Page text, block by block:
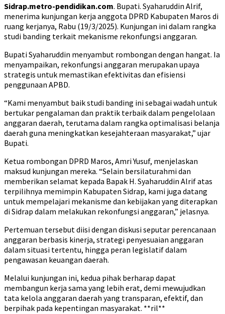
Sidrap.metro-pendidikan.com. Bupati. Syaharuddin Alrif,
menerima kunjungan kerja anggota DPRD Kabupaten Maros di
ruang kerjanya, Rabu (19/3/2025). Kunjungan ini dalam rangka
studi banding terkait mekanisme rekonfungsi anggaran.
Bupati Syaharuddin menyambut rombongan dengan hangat. Ia
menyampaikan, rekonfungsi anggaran merupakan upaya
strategis untuk memastikan efektivitas dan efisiensi
penggunaan APBD.
“Kami menyambut baik studi banding ini sebagai wadah untuk
bertukar pengalaman dan praktik terbaik dalam pengelolaan
anggaran daerah, terutama dalam rangka optimalisasi belanja
daerah guna meningkatkan kesejahteraan masyarakat,” ujar
Bupati.
Ketua rombongan DPRD Maros, Amri Yusuf, menjelaskan
maksud kunjungan mereka. “Selain bersilaturahmi dan
memberikan selamat kepada Bapak H. Syaharuddin Alrif atas
terpilihnya memimpin Kabupaten Sidrap, kami juga datang
untuk mempelajari mekanisme dan kebijakan yang diterapkan
di Sidrap dalam melakukan rekonfungsi anggaran,” jelasnya.
Pertemuan tersebut diisi dengan diskusi seputar perencanaan
anggaran berbasis kinerja, strategi penyesuaian anggaran
dalam situasi tertentu, hingga peran legislatif dalam
pengawasan keuangan daerah.
Melalui kunjungan ini, kedua pihak berharap dapat
membangun kerja sama yang lebih erat, demi mewujudkan
tata kelola anggaran daerah yang transparan, efektif, dan
berpihak pada kepentingan masyarakat. **ril**